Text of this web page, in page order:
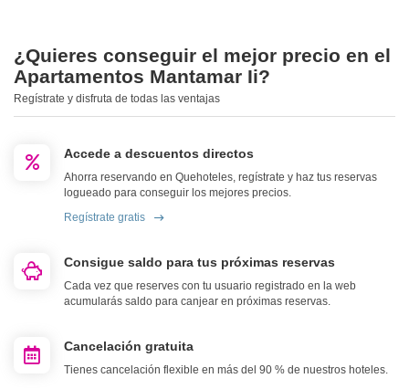
¿Quieres conseguir el mejor precio en el
Apartamentos Mantamar Ii?
Regístrate y disfruta de todas las ventajas
Accede a descuentos directos
Ahorra reservando en Quehoteles, regístrate y haz tus reservas
logueado para conseguir los mejores precios.
Regístrate gratis
Consigue saldo para tus próximas reservas
Cada vez que reserves con tu usuario registrado en la web
acumularás saldo para canjear en próximas reservas.
Cancelación gratuita
Tienes cancelación flexible en más del 90 % de nuestros hoteles.